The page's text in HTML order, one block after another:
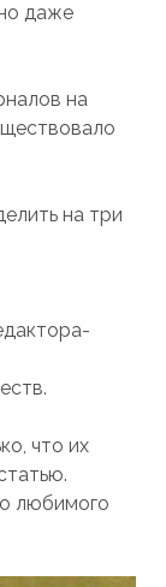
даже
на
на три
что их
любимого